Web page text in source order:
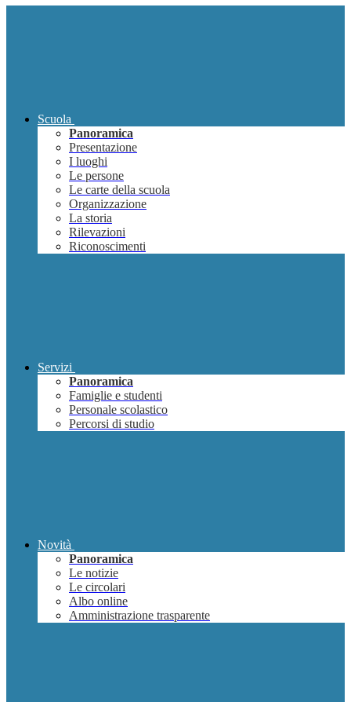
Scuola
Panoramica
Presentazione
I luoghi
Le persone
Le carte della scuola
Organizzazione
La storia
Rilevazioni
Riconoscimenti
Servizi
Panoramica
Famiglie e studenti
Personale scolastico
Percorsi di studio
Novità
Panoramica
Le notizie
Le circolari
Albo online
Amministrazione trasparente